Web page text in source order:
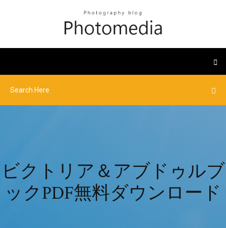
ビクトリア＆アブドゥルブ
ックPDF無料ダウンロード